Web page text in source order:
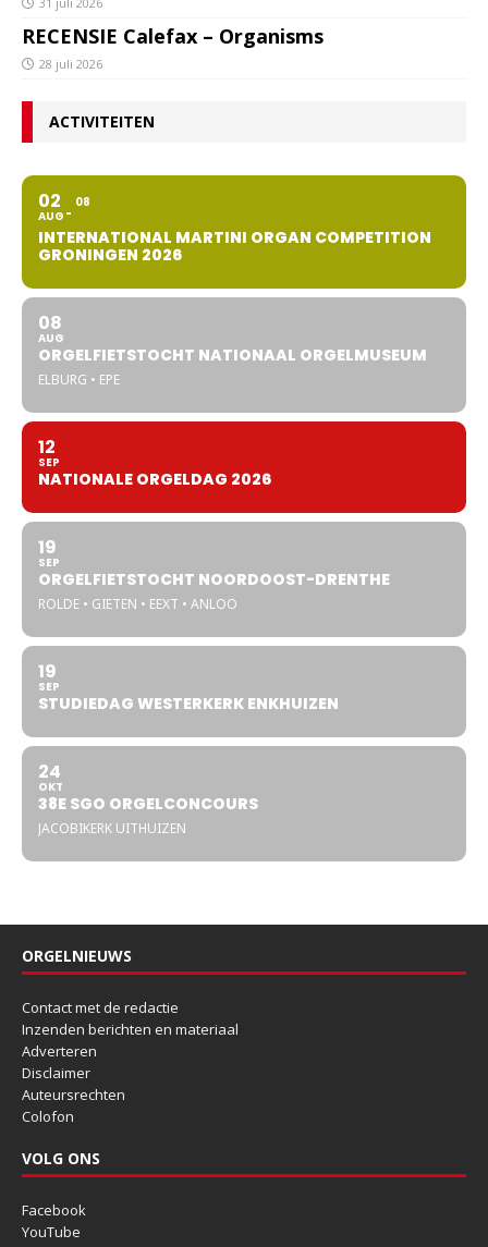
RECENSIE Calefax – Organisms
28 juli 2026
ACTIVITEITEN
02
AUG
08
INTERNATIONAL MARTINI ORGAN COMPETITION
GRONINGEN 2026
08
AUG
ORGELFIETSTOCHT NATIONAAL ORGELMUSEUM
ELBURG • EPE
12
SEP
NATIONALE ORGELDAG 2026
19
SEP
ORGELFIETSTOCHT NOORDOOST-DRENTHE
ROLDE • GIETEN • EEXT • ANLOO
19
SEP
STUDIEDAG WESTERKERK ENKHUIZEN
24
OKT
38E SGO ORGELCONCOURS
JACOBIKERK UITHUIZEN
ORGELNIEUWS
Contact met de redactie
Inzenden berichten en materiaal
Adverteren
Disclaimer
Auteursrechten
Colofon
VOLG ONS
Facebook
YouTube